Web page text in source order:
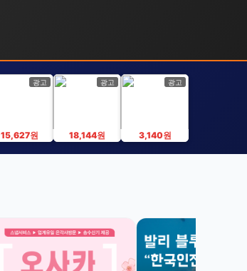
광고
15,627원
광고
18,144원
광고
3,140원